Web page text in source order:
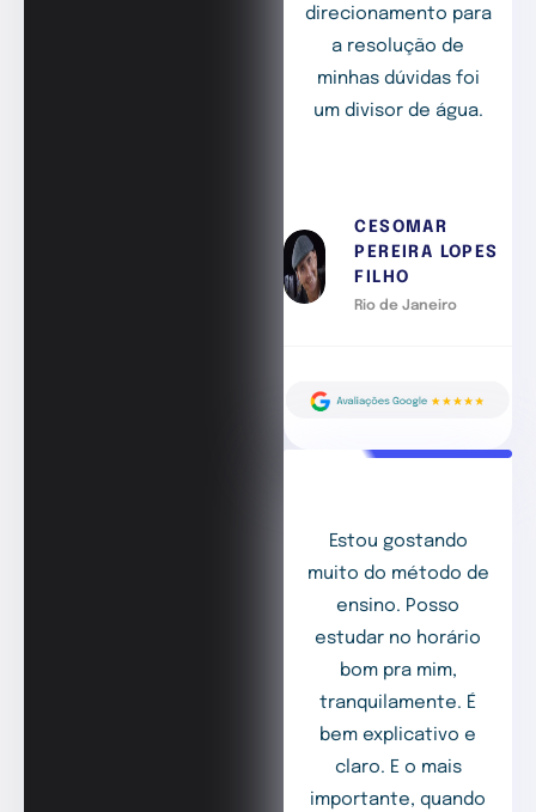
direcionamento para
a resolução de
minhas dúvidas foi
um divisor de água.
CESOMAR
PEREIRA LOPES
FILHO
Rio de Janeiro
Estou gostando
muito do método de
ensino. Posso
estudar no horário
bom pra mim,
tranquilamente. É
bem explicativo e
claro. E o mais
importante, quando